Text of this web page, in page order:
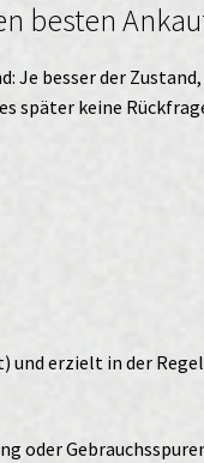
besten
Je besser der
später keine
und erzielt in der
oder